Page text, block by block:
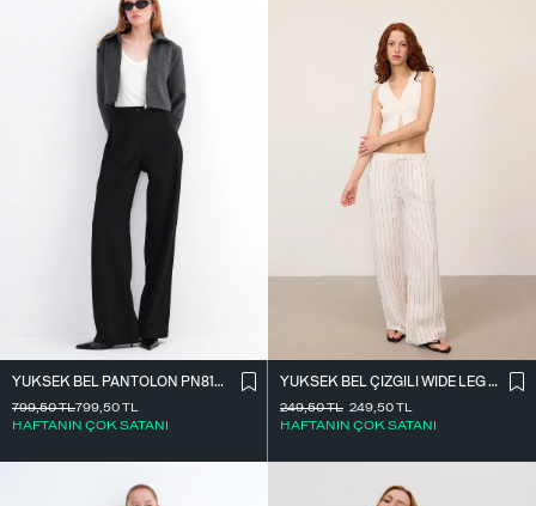
YÜKSEK BEL PANTOLON PN8130-R4
799,50TL
HAFTANIN ÇOK SATANI
799,50TL
YÜKSEK BEL ÇIZGILI WIDE LEG PANTOLON PN13730-L4
249,50TL
HAFTANIN ÇOK SATANI
249,50TL